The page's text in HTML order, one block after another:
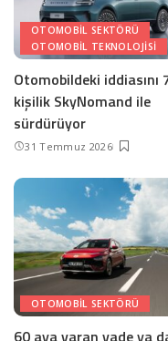
OTOMOBIL SEKTÖRÜ
OTOMOBIL TEKNOLOJISI
Otomobildeki iddiasını
kişilik SkyNomand ile
sürdürüyor
31 Temmuz 2026
OTOMOBIL SEKTÖRÜ
60 aya varan vade ya